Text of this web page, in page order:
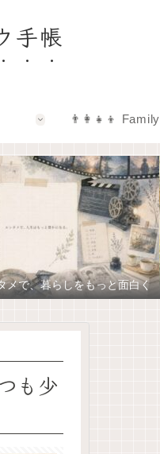
手帳
👨‍👩‍👧‍👦 Family
で、暮らしをもっと面白く
も少